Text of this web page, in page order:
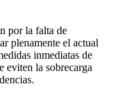
por la falta de
plenamente el actual
inmediatas de
eviten la sobrecarga